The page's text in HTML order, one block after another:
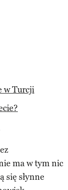
w Turcji
ma w tym nic
się słynne